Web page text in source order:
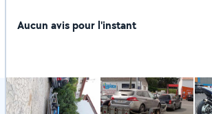
Aucun avis pour l'instant